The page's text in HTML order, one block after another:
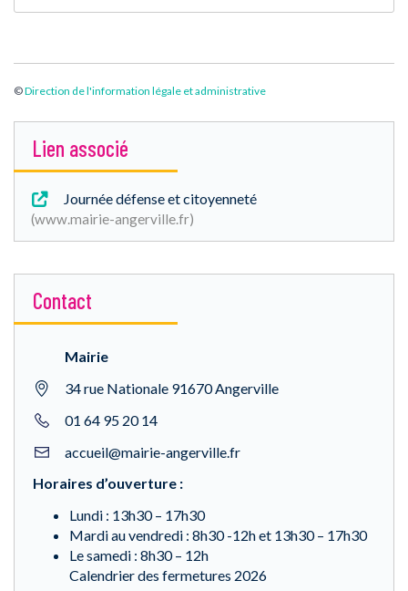
©Direction de l'information légale et administrative
Lien associé
Journée défense et citoyenneté
www.mairie-angerville.fr
Contact
Mairie
34 rue Nationale 91670 Angerville
01 64 95 20 14
accueil@mairie-angerville.fr
Horaires d’ouverture :
Lundi : 13h30 – 17h30
Mardi au vendredi : 8h30 -12h et 13h30 – 17h30
Le samedi : 8h30 – 12h
Calendrier des fermetures 2026